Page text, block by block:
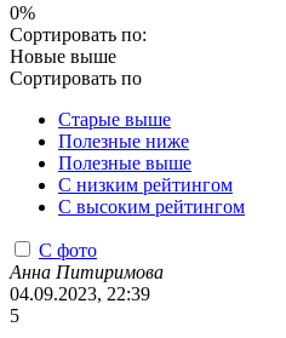
0%
Сортировать по:
Новые выше
Сортировать по
Старые выше
Полезные ниже
Полезные выше
С низким рейтингом
C высоким рейтингом
С фото
Анна Питиримова
04.09.2023, 22:39
5